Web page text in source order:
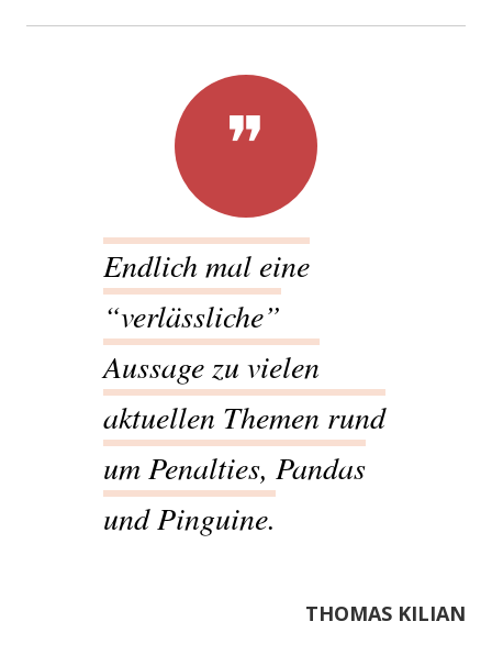
Endlich mal eine
“verlässliche”
Aussage zu vielen
aktuellen Themen rund
um Penalties, Pandas
und Pinguine.
THOMAS KILIAN